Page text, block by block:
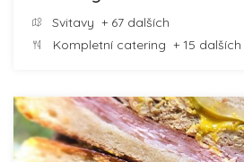
Svitavy + 67 dalších
Kompletní catering + 15 dalších